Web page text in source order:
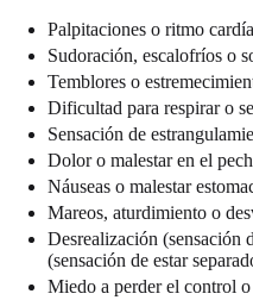
Palpitaciones o ritmo
Sudoración, escalofríos o
Temblores o
Dificultad para respirar o
Sensación de
Dolor o malestar en el
Náuseas o malestar
Mareos, aturdimiento o
Desrealización (sensación
(sensación de estar
Miedo a perder el control